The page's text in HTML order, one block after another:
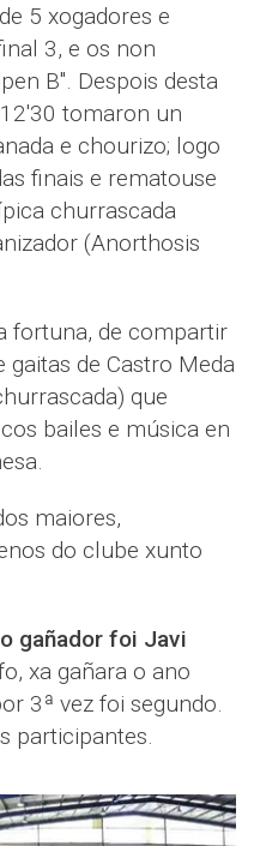
5 xogadores e
3, e os non
B". Despois desta
tomaron un
e chourizo; logo
finais e rematouse
churrascada
(Anorthosis
fortuna, de compartir
gaitas de Castro Meda
que
bailes e música en
maiores,
do clube xunto
o gañador foi Javi
xa gañara o ano
3ª vez foi segundo.
participantes.